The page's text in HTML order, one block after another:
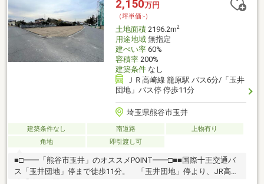
2,150万円
（坪単価:-）
土地面積2196.2m2
用途地域無指定
建ぺい率60%
容積率200%
建築条件なし
ＪＲ高崎線 籠原駅 バス6分/「玉井
団地」バス停 停歩11分
埼玉県熊谷市玉井
建築条件なし 南道路
上物有り
角地
即引渡し可
■□━━「熊谷市玉井」のオススメPOINT━━□■■国際十王交通バ
ス「玉井団地」停まで徒歩11分。 「玉井団地」停より、JR高崎